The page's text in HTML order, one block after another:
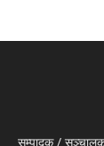
सम्पादक /